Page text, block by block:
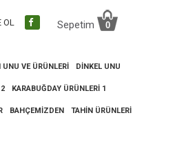
Sepetim 0
OL
UNU VE ÜRÜNLERI DINKEL UNU
KARABUĞDAY ÜRÜNLERI 1
BAHÇEMIZDEN TAHIN ÜRÜNLERI